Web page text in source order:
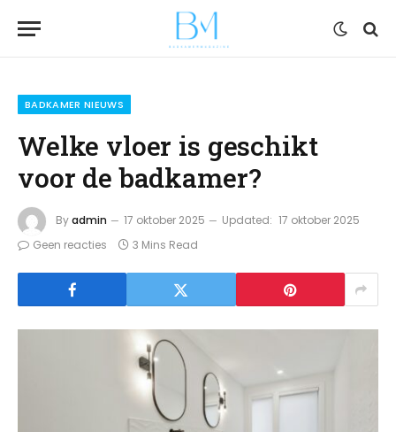
BADKAMER NIEUWS
Welke vloer is geschikt
voor de badkamer?
Byadmin 17 oktober 2025 Updated: 17 oktober 2025
Geen reacties
3 Mins Read